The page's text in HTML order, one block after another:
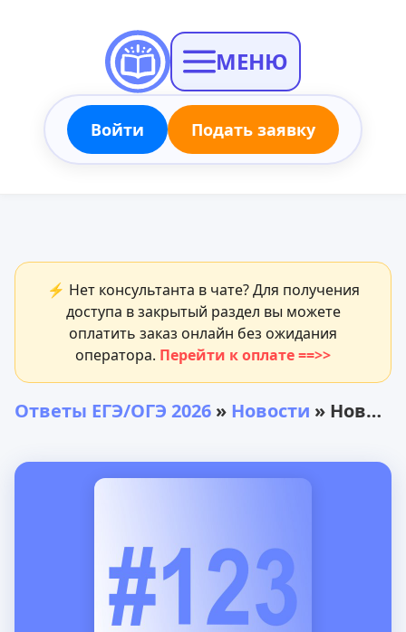
МЕНЮ
Войти Подать заявку
⚡ Нет консультанта в чате? Для получения
доступа в закрытый раздел вы можете
оплатить заказ онлайн без ожидания
оператора. Перейти к оплате ==>>
Ответы ЕГЭ/ОГЭ 2026 » Новости » Новости от 30 апреля